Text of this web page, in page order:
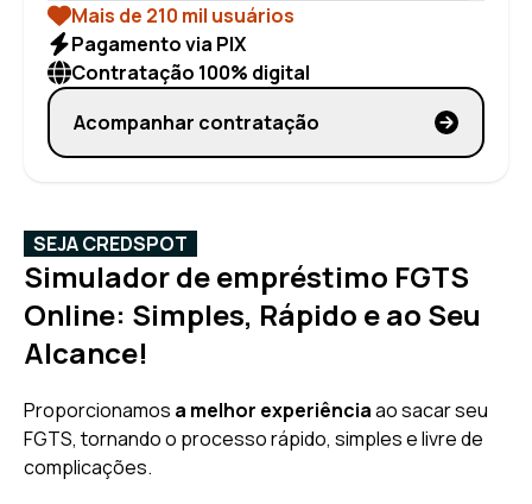
Mais de 210 mil usuários
Pagamento via PIX
Contratação 100% digital
Acompanhar contratação
SEJA CREDSPOT
Simulador de empréstimo FGTS
Online: Simples, Rápido e ao Seu
Alcance!
Proporcionamos a melhor experiênciaao sacar seu
FGTS, tornando o processo rápido, simples e livre de
complicações.